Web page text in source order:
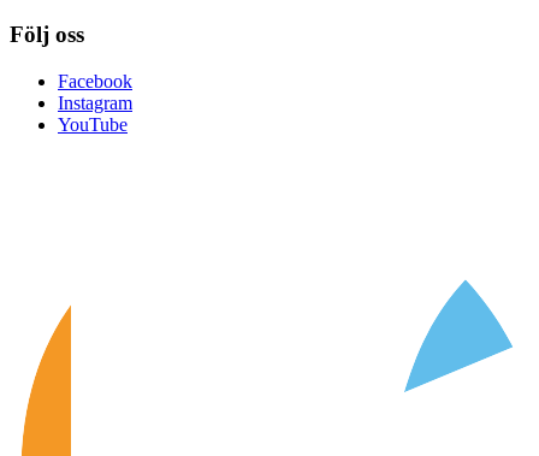
Följ oss
Facebook
Instagram
YouTube